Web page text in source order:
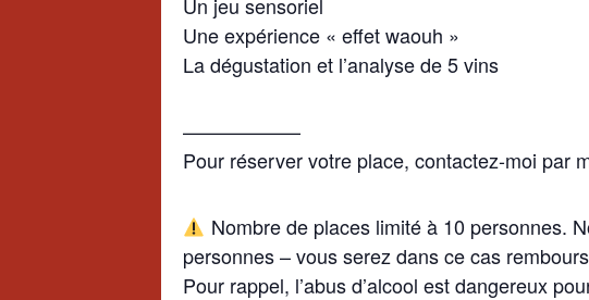
Une expérience « effet waouh »
La dégustation et l’analyse de 5 vins
——————
Pour réserver votre place, contactez-moi par
Nombre de places limité à 10 personnes.
personnes – vous serez dans ce cas
Pour rappel, l’abus d’alcool est dangereux